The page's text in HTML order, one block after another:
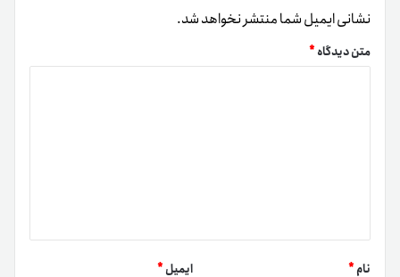
نشانی ایمیل شما منتشر نخواهد شد.
متن دیدگاه*
نام* ایمیل*